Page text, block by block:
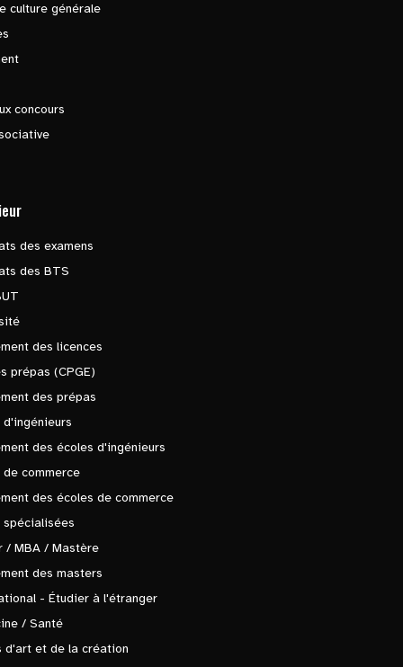
culture générale
concours
des examens
des BTS
des licences
prépas (CPGE)
des prépas
d'ingénieurs
des écoles d'ingénieurs
de commerce
des écoles de commerce
spécialisées
/ MBA / Mastère
des masters
- Étudier à l'étranger
/ Santé
d'art et de la création